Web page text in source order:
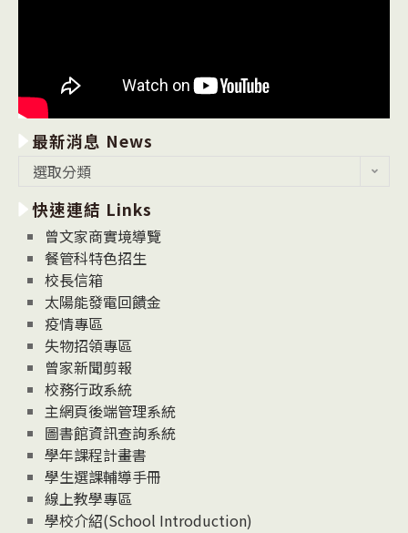
最新消息 News
消
息
News
選取分類
快速連結 Links
曾文家商實境導覽
餐管科特色招生
校長信箱
太陽能發電回饋金
疫情專區
失物招領專區
曾家新聞剪報
校務行政系統
主網頁後端管理系統
圖書館資訊查詢系統
學年課程計畫書
學生選課輔導手冊
線上教學專區
學校介紹(School Introduction)